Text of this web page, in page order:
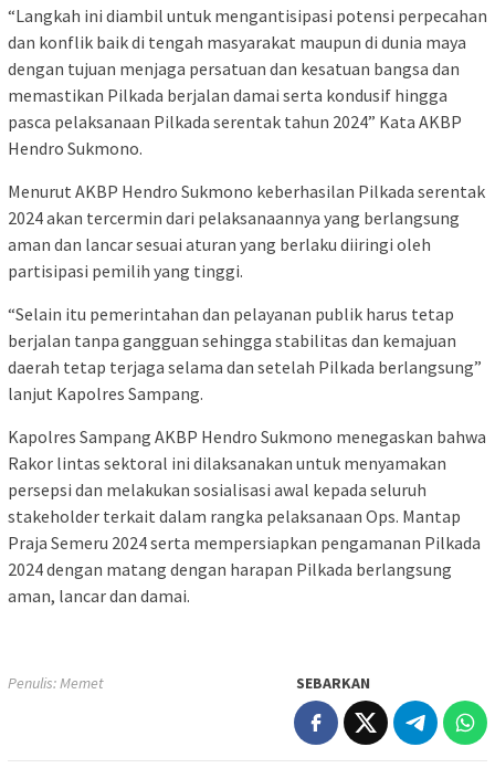
“Langkah ini diambil untuk mengantisipasi potensi perpecahan
dan konflik baik di tengah masyarakat maupun di dunia maya
dengan tujuan menjaga persatuan dan kesatuan bangsa dan
memastikan Pilkada berjalan damai serta kondusif hingga
pasca pelaksanaan Pilkada serentak tahun 2024” Kata AKBP
Hendro Sukmono.
Menurut AKBP Hendro Sukmono keberhasilan Pilkada serentak
2024 akan tercermin dari pelaksanaannya yang berlangsung
aman dan lancar sesuai aturan yang berlaku diiringi oleh
partisipasi pemilih yang tinggi.
“Selain itu pemerintahan dan pelayanan publik harus tetap
berjalan tanpa gangguan sehingga stabilitas dan kemajuan
daerah tetap terjaga selama dan setelah Pilkada berlangsung”
lanjut Kapolres Sampang.
Kapolres Sampang AKBP Hendro Sukmono menegaskan bahwa
Rakor lintas sektoral ini dilaksanakan untuk menyamakan
persepsi dan melakukan sosialisasi awal kepada seluruh
stakeholder terkait dalam rangka pelaksanaan Ops. Mantap
Praja Semeru 2024 serta mempersiapkan pengamanan Pilkada
2024 dengan matang dengan harapan Pilkada berlangsung
aman, lancar dan damai.
Penulis: Memet SEBARKAN